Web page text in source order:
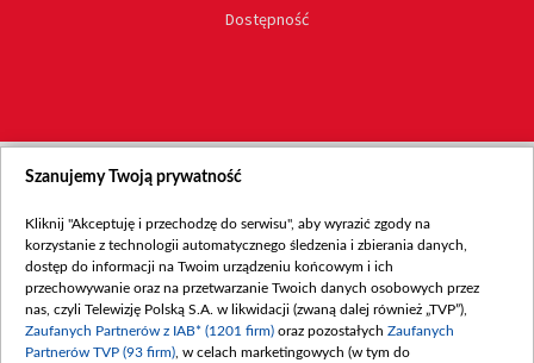
Dostępność
Szanujemy Twoją prywatność
Kliknij "Akceptuję i przechodzę do serwisu", aby wyrazić zgody na
korzystanie z technologii automatycznego śledzenia i zbierania danych,
dostęp do informacji na Twoim urządzeniu końcowym i ich
przechowywanie oraz na przetwarzanie Twoich danych osobowych przez
nas, czyli Telewizję Polską S.A. w likwidacji (zwaną dalej również „TVP”),
Zaufanych Partnerów z IAB* (1201 firm) oraz pozostałych Zaufanych
Partnerów TVP (93 firm) , w celach marketingowych (w tym do